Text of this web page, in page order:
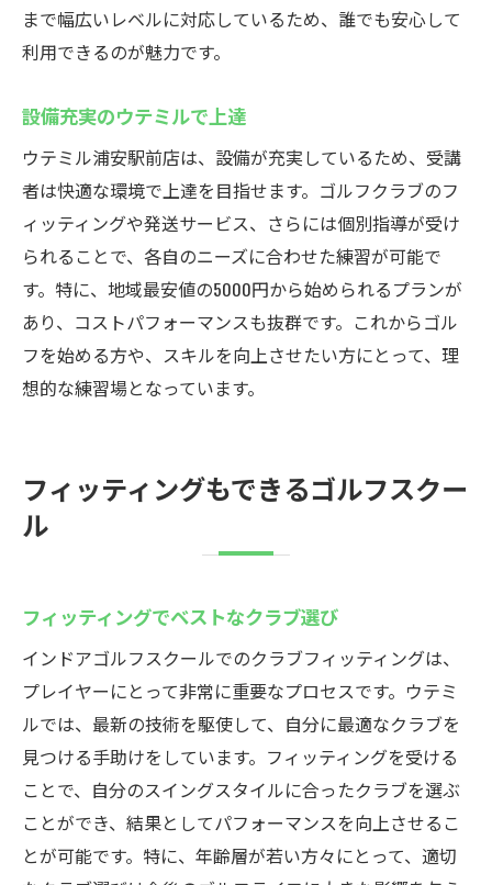
まで幅広いレベルに対応しているため、誰でも安心して
利用できるのが魅力です。
設備充実のウテミルで上達
ウテミル浦安駅前店は、設備が充実しているため、受講
者は快適な環境で上達を目指せます。ゴルフクラブのフ
ィッティングや発送サービス、さらには個別指導が受け
られることで、各自のニーズに合わせた練習が可能で
す。特に、地域最安値の5000円から始められるプランが
あり、コストパフォーマンスも抜群です。これからゴル
フを始める方や、スキルを向上させたい方にとって、理
想的な練習場となっています。
フィッティングもできるゴルフスクー
ル
フィッティングでベストなクラブ選び
インドアゴルフスクールでのクラブフィッティングは、
プレイヤーにとって非常に重要なプロセスです。ウテミ
ルでは、最新の技術を駆使して、自分に最適なクラブを
見つける手助けをしています。フィッティングを受ける
ことで、自分のスイングスタイルに合ったクラブを選ぶ
ことができ、結果としてパフォーマンスを向上させるこ
とが可能です。特に、年齢層が若い方々にとって、適切